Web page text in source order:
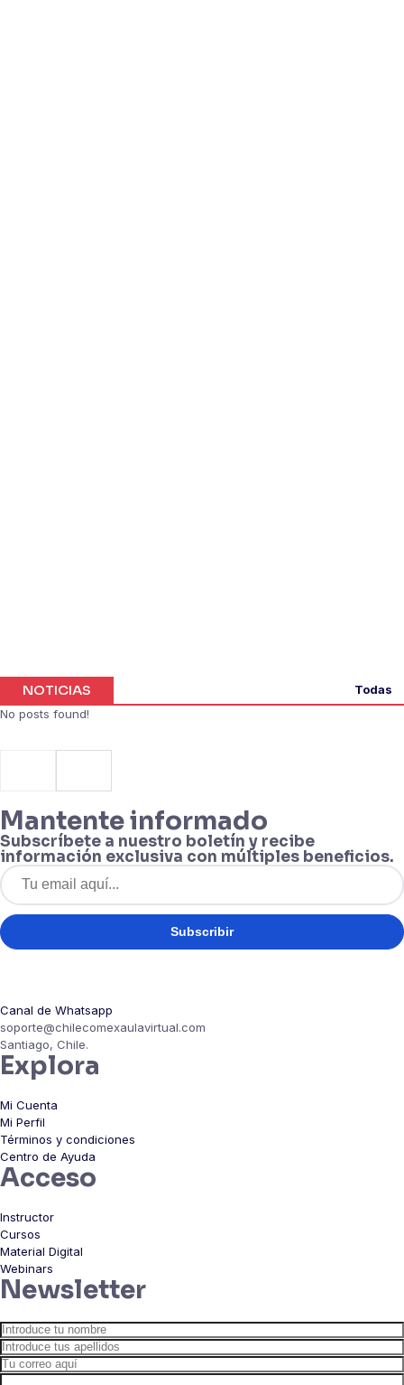
NOTICIAS
Todas
No posts found!
Mantente informado
Subscríbete a nuestro boletín y recibe
información exclusiva con múltiples beneficios.
Subscribir
Canal de Whatsapp
soporte@chilecomexaulavirtual.com
Santiago, Chile.
Explora
Mi Cuenta
Mi Perfil
Términos y condiciones
Centro de Ayuda
Acceso
Instructor
Cursos
Material Digital
Webinars
Newsletter